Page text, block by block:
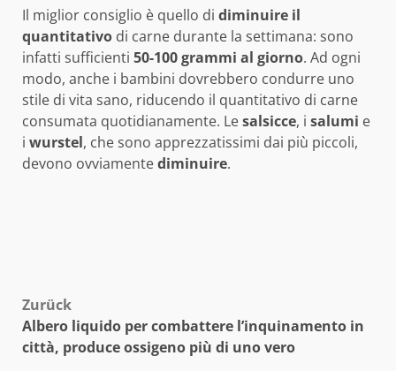
Il miglior consiglio è quello di diminuire il
quantitativo di carne durante la settimana: sono
infatti sufficienti 50-100 grammi al giorno. Ad ogni
modo, anche i bambini dovrebbero condurre uno
stile di vita sano, riducendo il quantitativo di carne
consumata quotidianamente. Lesalsicce, i salumi e
i wurstel, che sono apprezzatissimi dai più piccoli,
devono ovviamentediminuire.
Beitragsnavigation
Zurück
Albero liquido per combattere l’inquinamento in
città, produce ossigeno più di uno vero